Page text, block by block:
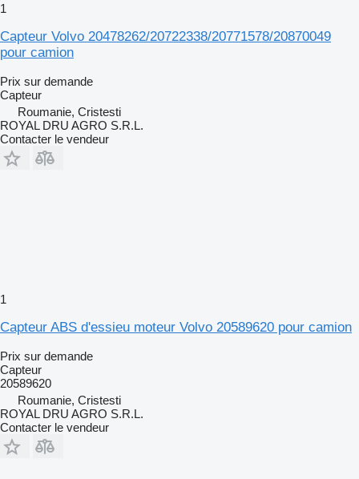
1
Capteur Volvo 20478262/20722338/20771578/20870049
pour camion
Prix sur demande
Capteur
Roumanie, Cristesti
ROYAL DRU AGRO S.R.L.
Contacter le vendeur
1
Capteur ABS d'essieu moteur Volvo 20589620 pour camion
Prix sur demande
Capteur
20589620
Roumanie, Cristesti
ROYAL DRU AGRO S.R.L.
Contacter le vendeur